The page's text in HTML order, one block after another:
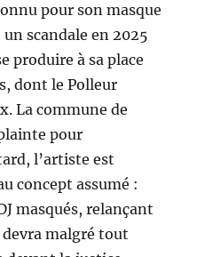
pour son masque
scandale en 2025
produire à sa place
dont le Polleur
La commune de
pour
l’artiste est
concept assumé :
masqués, relançant
devra malgré tout